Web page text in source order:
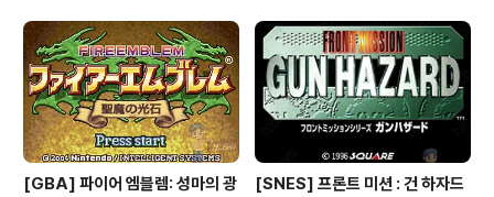
[GBA] 파이어 엠블렘: 성마의 광
[SNES] 프론트 미션 : 건 하자드